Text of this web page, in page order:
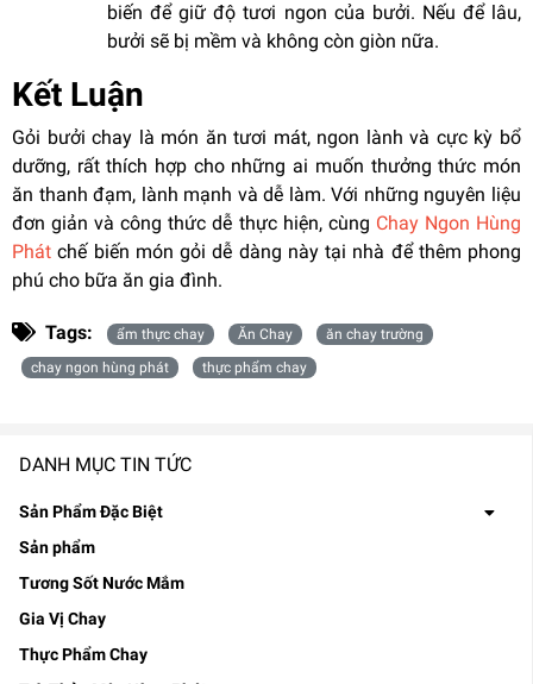
DANH MỤC TIN TỨC
Sản Phẩm Đặc Biệt
Sản phẩm
Tương Sốt Nước Mắm
Gia Vị Chay
Thực Phẩm Chay
biến để giữ độ tươi ngon của bưởi. Nếu để lâu,
bưởi sẽ bị mềm và không còn giòn nữa.
Kết Luận
Gỏi bưởi chay là món ăn tươi mát, ngon lành và cực kỳ bổ
dưỡng, rất thích hợp cho những ai muốn thưởng thức món
ăn thanh đạm, lành mạnh và dễ làm. Với những nguyên liệu
đơn giản và công thức dễ thực hiện, cùng Chay Ngon Hùng
Phátchế biến món gỏi dễ dàng này tại nhà để thêm phong
phú cho bữa ăn gia đình.
Tags: ẩm thực chay Ăn Chay
ăn chay trường
chay ngon hùng phát
thực phẩm chay